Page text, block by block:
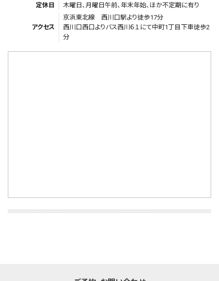
定休日
木曜日、月曜日午前、年末年始、ほか不定期に有り
アクセス
京浜東北線 西川口駅より徒歩17分
西川口西口よりバス西川６１にて中町1丁目下車徒歩2
分